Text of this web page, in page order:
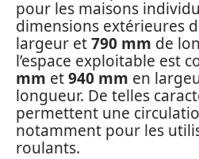
pour les maisons
dimensions extérieures
largeur et790 mm de
l’espace exploitable est
mm et940 mm en
longueur. De telles
permettent une
notamment pour les
roulants.